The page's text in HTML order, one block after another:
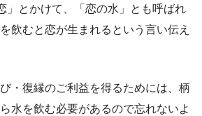
」とかけて、「恋の水」とも呼ばれ
飲むと恋が生まれるという言い伝え
・復縁のご利益を得るためには、柄
水を飲む必要があるので忘れないよ